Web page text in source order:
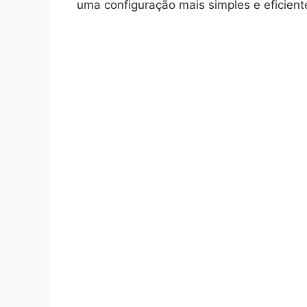
uma configuração mais simples e